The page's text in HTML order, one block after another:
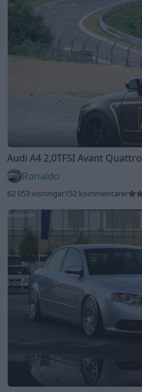
Audi A4 2,0TFSI Avant Quattro
Ronaldo
62 053 visningar152 kommentarer